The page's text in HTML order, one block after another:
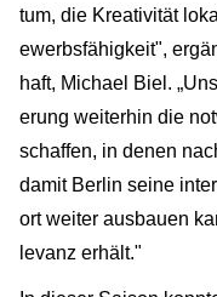
tum, die Kreativität
ewerbsfähigkeit",
haft, Michael Biel.
erung weiterhin die
schaffen, in denen
damit Berlin seine
ort weiter ausbauen
levanz erhält."